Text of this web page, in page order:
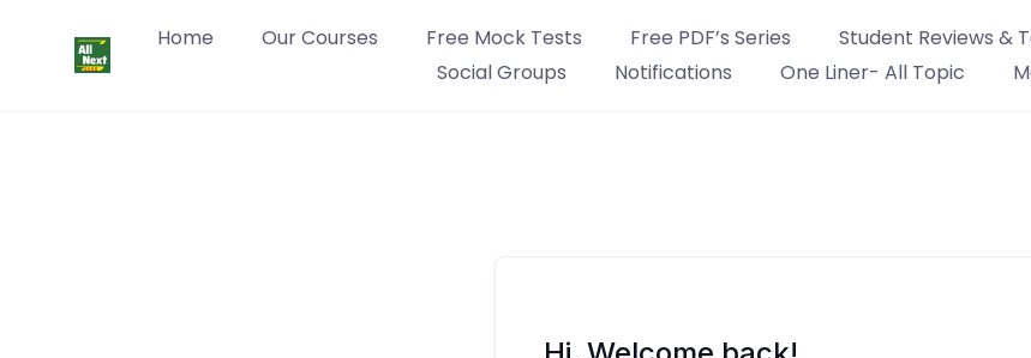
Home Our Courses Free Mock Tests Free PDF’s Series Student Reviews &
Social Groups
Notifications One Liner- All Topic